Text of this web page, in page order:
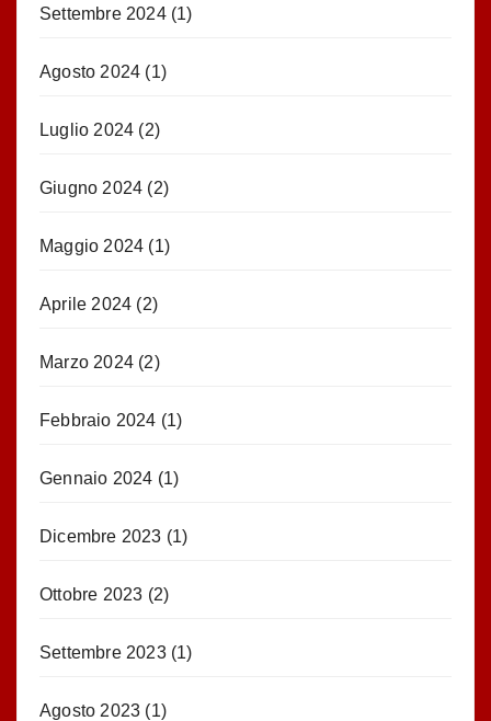
Settembre 2024(1)
Agosto 2024 (1)
Luglio 2024 (2)
Giugno 2024 (2)
Maggio 2024 (1)
Aprile 2024 (2)
Marzo 2024 (2)
Febbraio 2024 (1)
Gennaio 2024 (1)
Dicembre 2023 (1)
Ottobre 2023 (2)
Settembre 2023(1)
Agosto 2023 (1)